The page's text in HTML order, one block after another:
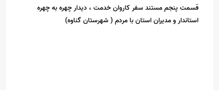
قسمت پنجم مستند سفر کاروان خدمت ، دیدار چهره به چهره
استاندار و مدیران استان با مردم ( شهرستان گناوه)